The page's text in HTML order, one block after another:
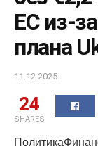
ЕС из-
плана
11.12.2025
24
SHARES